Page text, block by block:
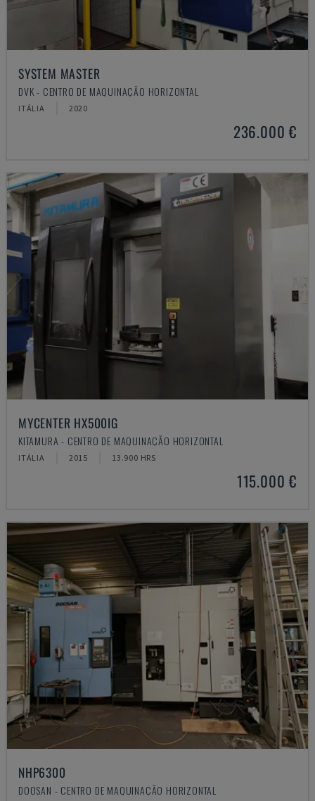
SYSTEM MASTER
DVK - CENTRO DE MAQUINAÇÃO HORIZONTAL
ITÁLIA 2020
236.000 €
MYCENTER HX500IG
KITAMURA - CENTRO DE MAQUINAÇÃO HORIZONTAL
ITÁLIA 2015 13.900 HRS
115.000 €
NHP6300
DOOSAN - CENTRO DE MAQUINAÇÃO HORIZONTAL